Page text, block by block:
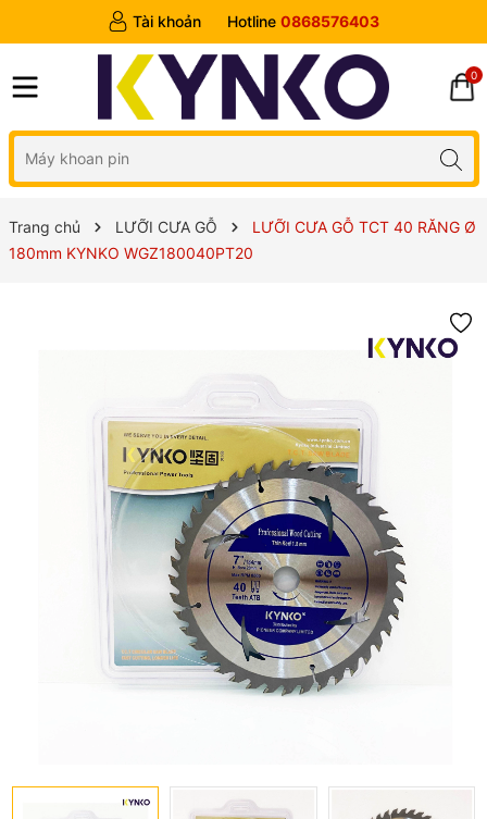
Tài khoản Hotline 0868576403
0
Trang chủ LƯỠI CƯA GỖ
LƯỠI CƯA GỖ TCT 40 RĂNG Ø
180mm KYNKO WGZ180040PT20